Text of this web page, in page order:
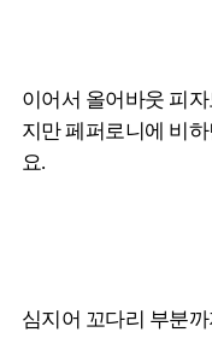
이어서 올어바웃 피
지만 페퍼로니에 비
요.
심지어 꼬다리 부분